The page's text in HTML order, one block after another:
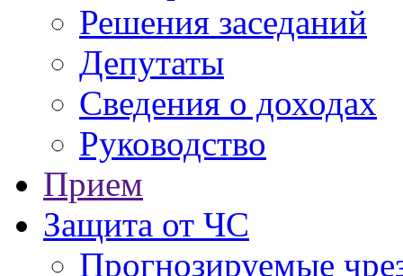
Решения заседаний
Депутаты
Сведения о доходах
Руководство
Прием
Защита от ЧС
Прогнозируемые